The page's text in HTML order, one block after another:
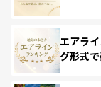
エアラ
グ形式